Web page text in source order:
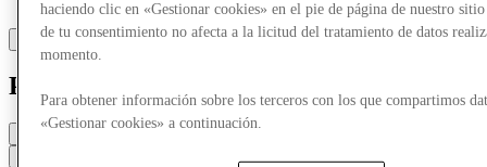
Puma
haciendo clic en «Gestionar cookies» en el pie de página de nuestro
de tu consentimiento no afecta a la licitud del tratamiento de datos
momento.
Para obtener información sobre los terceros con los que compartimos
«Gestionar cookies» a continuación.